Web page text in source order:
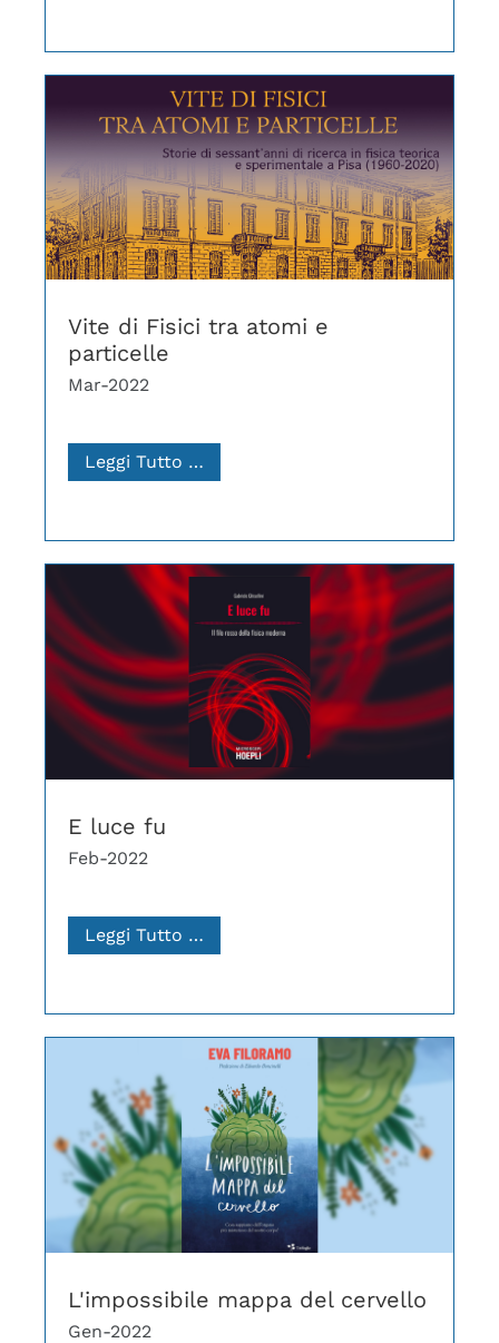
Vite di Fisici tra atomi e
particelle
Mar-2022
Leggi Tutto …
E luce fu
Feb-2022
Leggi Tutto …
L'impossibile mappa del cervello
Gen-2022